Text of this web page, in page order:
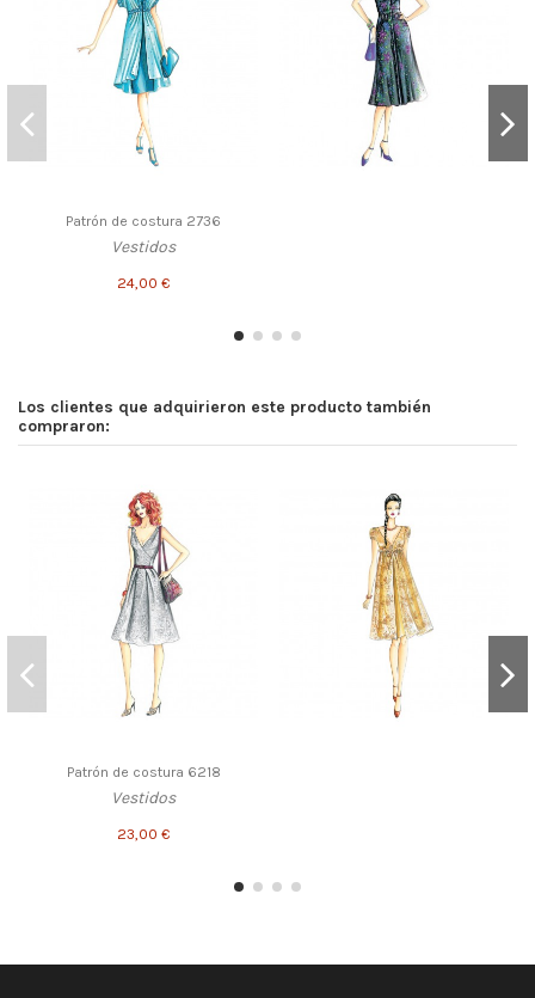
Patrón de costura 2736
Vestidos
24,00 €
Los clientes que adquirieron este producto también
compraron:
Patrón de costura 6218
Vestidos
23,00 €